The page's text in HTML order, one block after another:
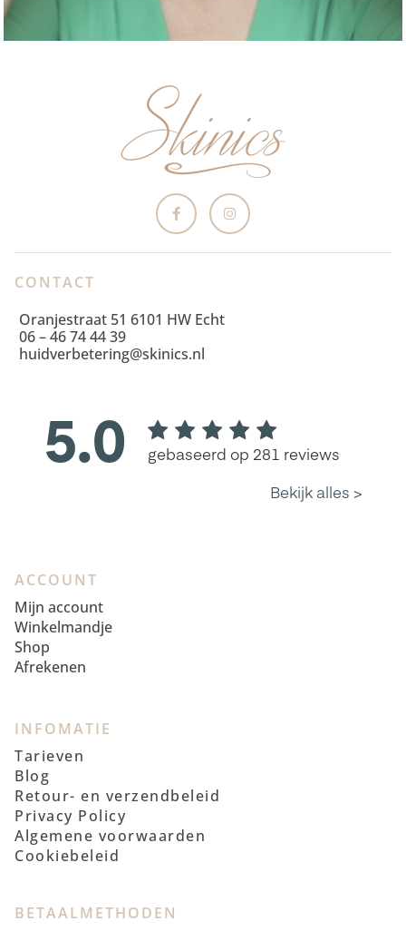
CONTACT
Oranjestraat 51 6101 HW Echt
06 – 46 74 44 39
huidverbetering@skinics.nl
ACCOUNT
Mijn account
Winkelmandje
Shop
Afrekenen
INFOMATIE
Tarieven
Blog
Retour- en verzendbeleid
Privacy Policy
Algemene voorwaarden
Cookiebeleid
BETAALMETHODEN